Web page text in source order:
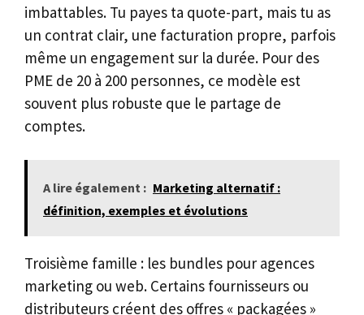
imbattables. Tu payes ta quote-part, mais tu as
un contrat clair, une facturation propre, parfois
même un engagement sur la durée. Pour des
PME de 20 à 200 personnes, ce modèle est
souvent plus robuste que le partage de
comptes.
A lire également : Marketing alternatif :
définition, exemples et évolutions
Troisième famille : les bundles pour agences
marketing ou web. Certains fournisseurs ou
distributeurs créent des offres « packagées »